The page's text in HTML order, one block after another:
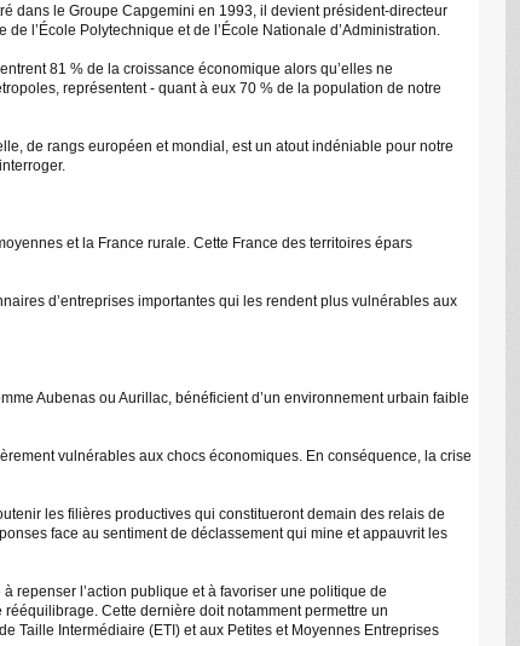
dans le Groupe Capgemini en 1993, il devient président-directeur
l’École Polytechnique et de l’École Nationale d’Administration.
81 % de la croissance économique alors qu’elles ne
représentent - quant à eux 70 % de la population de notre
de rangs européen et mondial, est un atout indéniable pour notre
et la France rurale. Cette France des territoires épars
d’entreprises importantes qui les rendent plus vulnérables aux
Aubenas ou Aurillac, bénéficient d’un environnement urbain faible
vulnérables aux chocs économiques. En conséquence, la crise
les filières productives qui constitueront demain des relais de
face au sentiment de déclassement qui mine et appauvrit les
repenser l’action publique et à favoriser une politique de
Cette dernière doit notamment permettre un
Taille Intermédiaire (ETI) et aux Petites et Moyennes Entreprises